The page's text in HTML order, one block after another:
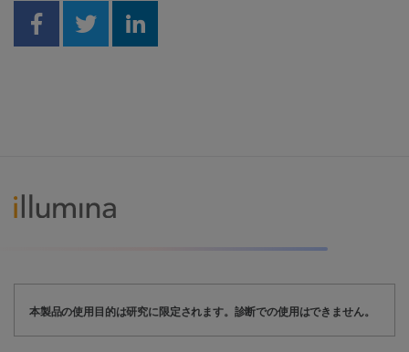
Share on Facebook
Share on Twitter
Share on Linkedin
本製品の使用目的は研究に限定されます。診断での使用はできません。